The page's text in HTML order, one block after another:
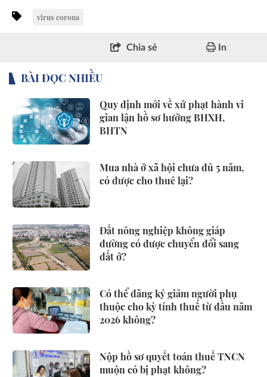
virus corona
Chia sẻ In
BÀI ĐỌC NHIỀU
Quy định mới về xử phạt hành vi
gian lận hồ sơ hưởng BHXH,
BHTN
Mua nhà ở xã hội chưa đủ 5 năm,
có được cho thuê lại?
Đất nông nghiệp không giáp
đường có được chuyển đổi sang
đất ở?
Có thể đăng ký giảm người phụ
thuộc cho kỳ tính thuế từ đầu năm
2026 không?
Nộp hồ sơ quyết toán thuế TNCN
muộn có bị phạt không?